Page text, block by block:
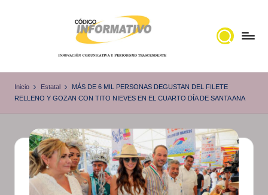
ó
i
g
o
noticias
Inicio Estatal
MÁS DE 6 MIL PERSONAS DEGUSTAN DEL FILETE
RELLENO Y GOZAN CON TITO NIEVES EN EL CUARTO DÍA DE SANTA ANA